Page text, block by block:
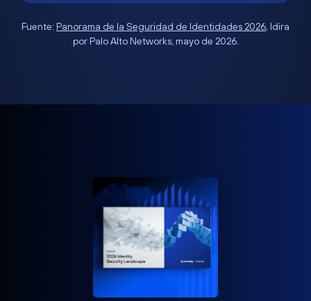
Fuente: Panorama de la Seguridad de Identidades 2026, Idira
por Palo Alto Networks, mayo de 2026.